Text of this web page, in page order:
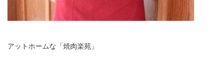
アットホームな「焼肉楽苑」